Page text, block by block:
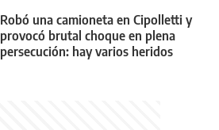
Robó una camioneta en Cipolletti y
provocó brutal choque en plena
persecución: hay varios heridos